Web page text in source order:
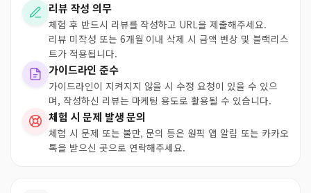
리뷰 작성 의무
체험 후 반드시 리뷰를 작성하고 URL을 제출해주세요.
리뷰 미작성 또는 6개월 이내 삭제 시 금액 변상 및 블랙리스
트가 적용됩니다.
가이드라인 준수
가이드라인이 지켜지지 않을 시 수정 요청이 있을 수 있으
며, 작성하신 리뷰는 마케팅 용도로 활용될 수 있습니다.
체험 시 문제 발생 문의
체험 시 문제 또는 불만, 문의 등은 원픽 앱 알림 또는 카카오
톡을 받으신 곳으로 연락해주세요.